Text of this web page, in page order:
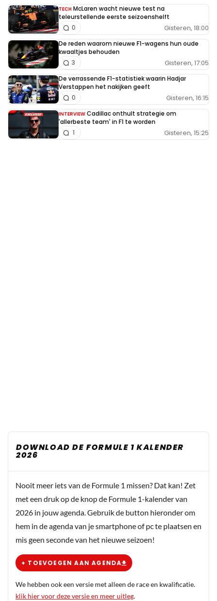
TECH McLaren wacht nieuwe test na
teleurstellende eerste seizoenshelft
Gisteren, 18:00
0
De reden waarom nieuwe F1-wagens hun oude
kwaaltjes behouden
Gisteren, 17:05
3
De verrassende F1-statistiek waarin Hadjar
Verstappen het nakijken geeft
Gisteren, 16:15
0
INTERVIEW Cadillac onthult strategie om
'allerbeste team' in F1 te worden
Gisteren, 15:25
1
DOWNLOAD DE FORMULE 1 KALENDER
2026
Nooit meer iets van de Formule 1 missen? Dat kan! Zet
met een druk op de knop de Formule 1-kalender van
2026 in jouw agenda. Gebruik de button hieronder om
hem in de agenda van je smartphone of pc te plaatsen en
mis geen seconde van het nieuwe seizoen!
+ TOEVOEGEN AAN AGENDA
We hebben ook een versie met alleen de race en kwalificatie.
klik hier voor deze versie en meer uitleg.